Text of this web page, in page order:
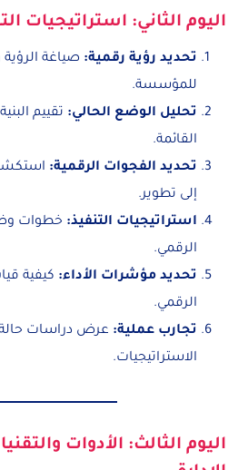
اليوم الثاني: استراتيجيات
تحديد رؤية رقمية: صياغة الرؤية
للمؤسسة.
تحليل الوضع الحالي: تقييم
القائمة.
تحديد الفجوات الرقمية:
إلى تطوير.
استراتيجيات التنفيذ: خطوات
الرقمي.
تحديد مؤشرات الأداء: كيفية
الرقمي.
تجارب عملية: عرض دراسات
الاستراتيجيات.
اليوم الثالث: الأدوات